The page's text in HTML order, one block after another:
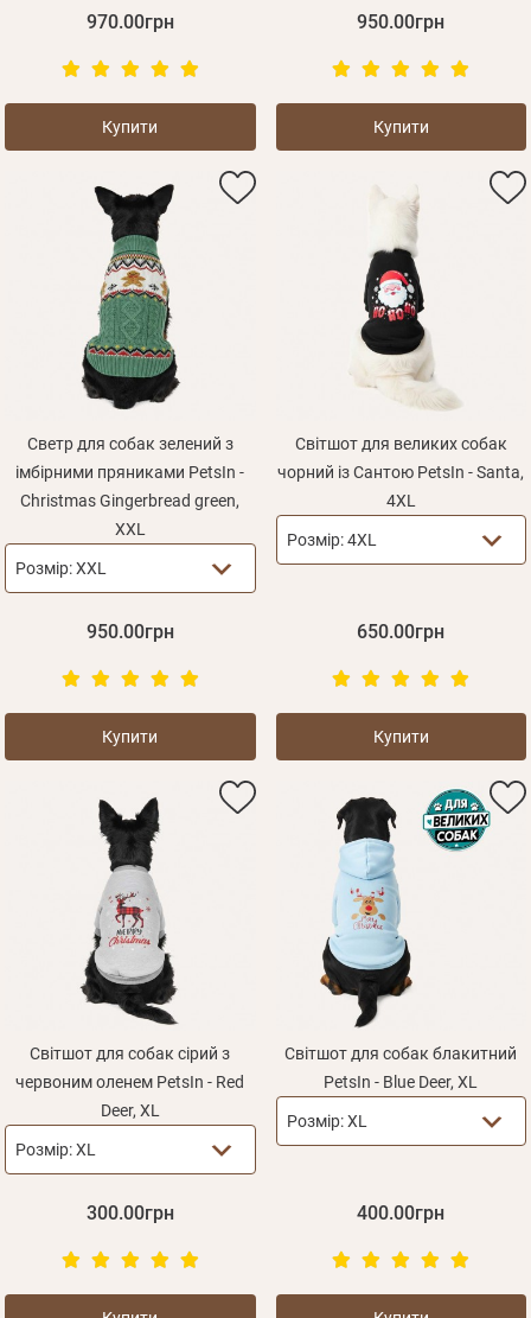
970.00грн
Купити
950.00грн
Купити
Светр для собак зелений з
імбірними пряниками PetsIn -
Christmas Gingerbread green,
XXL
Розмір:XXL
950.00грн
Купити
Світшот для великих собак
чорний із Сантою PetsIn - Santa,
4XL
Розмір:4XL
650.00грн
Купити
Світшот для собак сірий з
червоним оленем PetsIn - Red
Deer, XL
Розмір:XL
300.00грн
Світшот для собак блакитний
PetsIn - Blue Deer, XL
Розмір:XL
400.00грн